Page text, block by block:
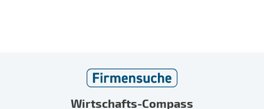
Wirtschafts-Compass